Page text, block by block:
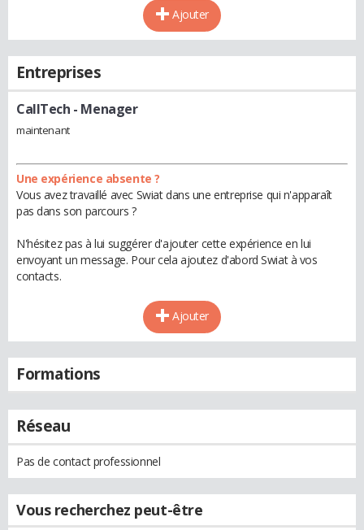
Ajouter
Entreprises
CallTech - Menager
maintenant
Une expérience absente ?
Vous avez travaillé avec Swiat dans une entreprise qui n'apparaît
pas dans son parcours ?
N'hésitez pas à lui suggérer d'ajouter cette expérience en lui
envoyant un message. Pour cela ajoutez d'abord Swiat à vos
contacts.
Ajouter
Formations
Réseau
Pas de contact professionnel
Vous recherchez peut-être